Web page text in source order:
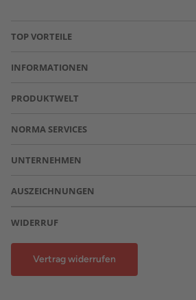
TOP VORTEILE
INFORMATIONEN
PRODUKTWELT
NORMA SERVICES
UNTERNEHMEN
AUSZEICHNUNGEN
WIDERRUF
Vertrag widerrufen